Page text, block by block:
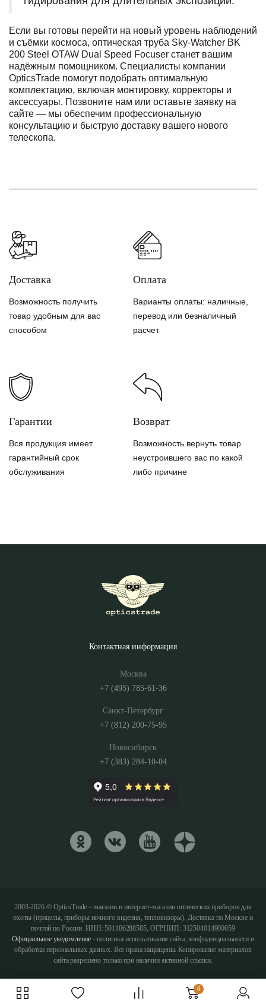
0
Если вы готовы перейти на новый уровень наблюдений
и съёмки космоса, оптическая труба Sky-Watcher BK
200 Steel OTAW Dual Speed Focuser станет вашим
надёжным помощником. Специалисты компании
OpticsTrade помогут подобрать оптимальную
комплектацию, включая монтировку, корректоры и
аксессуары. Позвоните нам или оставьте заявку на
сайте — мы обеспечим профессиональную
консультацию и быструю доставку вашего нового
телескопа.
Доставка
Возможность получить
товар удобным для вас
способом
Оплата
Варианты оплаты: наличные,
перевод или безналичный
расчет
Гарантии
Вся продукция имеет
гарантийный срок
обслуживания
Возврат
Возможность вернуть товар
неустроившего вас по какой
либо причине
Контактная информация
Москва
+7 (495) 785-61-36
Санкт-Петербург
+7 (812) 200-75-95
Новосибирск
+7 (383) 284-10-04
2003-2026 © OpticsTrade – магазин и интернет-магазин оптических приборов для
охоты (прицелы, приборы ночного видения, тепловизоры). Доставка по Москве и
почтой по России. ИНН: 501106288585, ОГРНИП: 312504014900059
Официальное уведомление - политика использования сайта, конфиденциальности и
обработки персональных данных. Все права защищены. Копирование материалов
сайта разрешено только при наличии активной ссылки.